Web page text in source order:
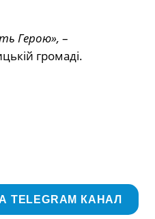
Герою», –
громаді.
TELEGRAM КАНАЛ